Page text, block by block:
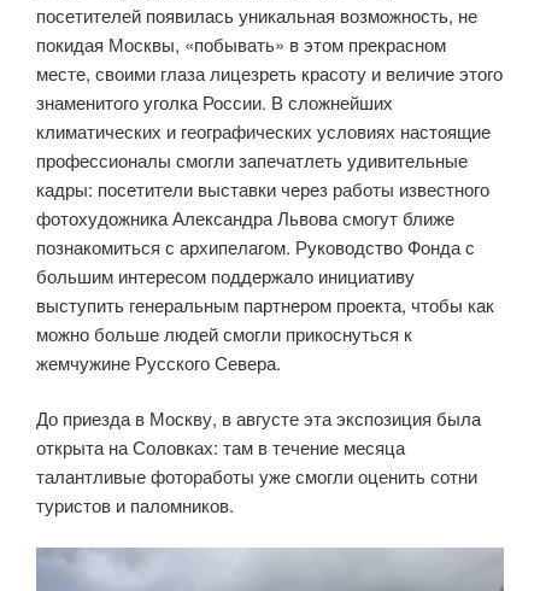
посетителей появилась уникальная возможность, не
покидая Москвы, «побывать» в этом прекрасном
месте, своими глаза лицезреть красоту и величие этого
знаменитого уголка России. В сложнейших
климатических и географических условиях настоящие
профессионалы смогли запечатлеть удивительные
кадры: посетители выставки через работы известного
фотохудожника Александра Львова смогут ближе
познакомиться с архипелагом. Руководство Фонда с
большим интересом поддержало инициативу
выступить генеральным партнером проекта, чтобы как
можно больше людей смогли прикоснуться к
жемчужине Русского Севера.
До приезда в Москву, в августе эта экспозиция была
открыта на Соловках: там в течение месяца
талантливые фотоработы уже смогли оценить сотни
туристов и паломников.